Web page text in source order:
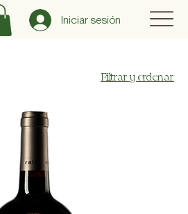
Iniciar sesión
Filtrar y ordenar